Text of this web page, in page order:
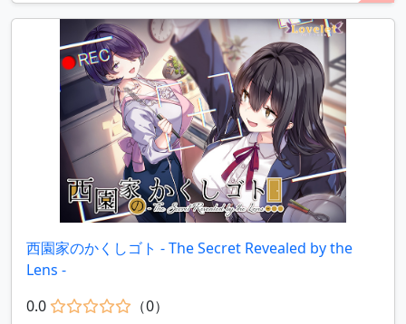
西園家のかくしゴト - The Secret Revealed by the
Lens -
0.0
（0）